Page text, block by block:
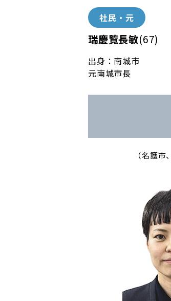
社民・元
瑞慶覧長敏(67)
出身：南城市
元南城市長
（名護